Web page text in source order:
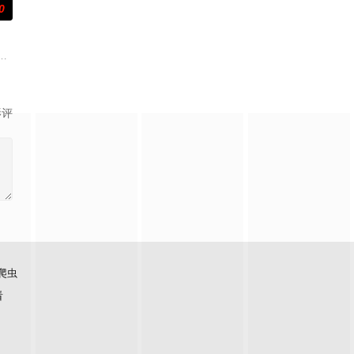
巡回演唱会首秀做准备的同时，努力应对名利和行业压力的复杂压力，揭示
虫